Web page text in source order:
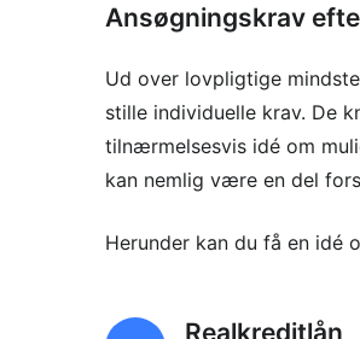
Ansøgningskrav
Ud over lovpligtige
stille individuelle krav. De
tilnærmelsesvis idé om
kan nemlig være en del
Herunder kan du få en idé
Realkreditlån